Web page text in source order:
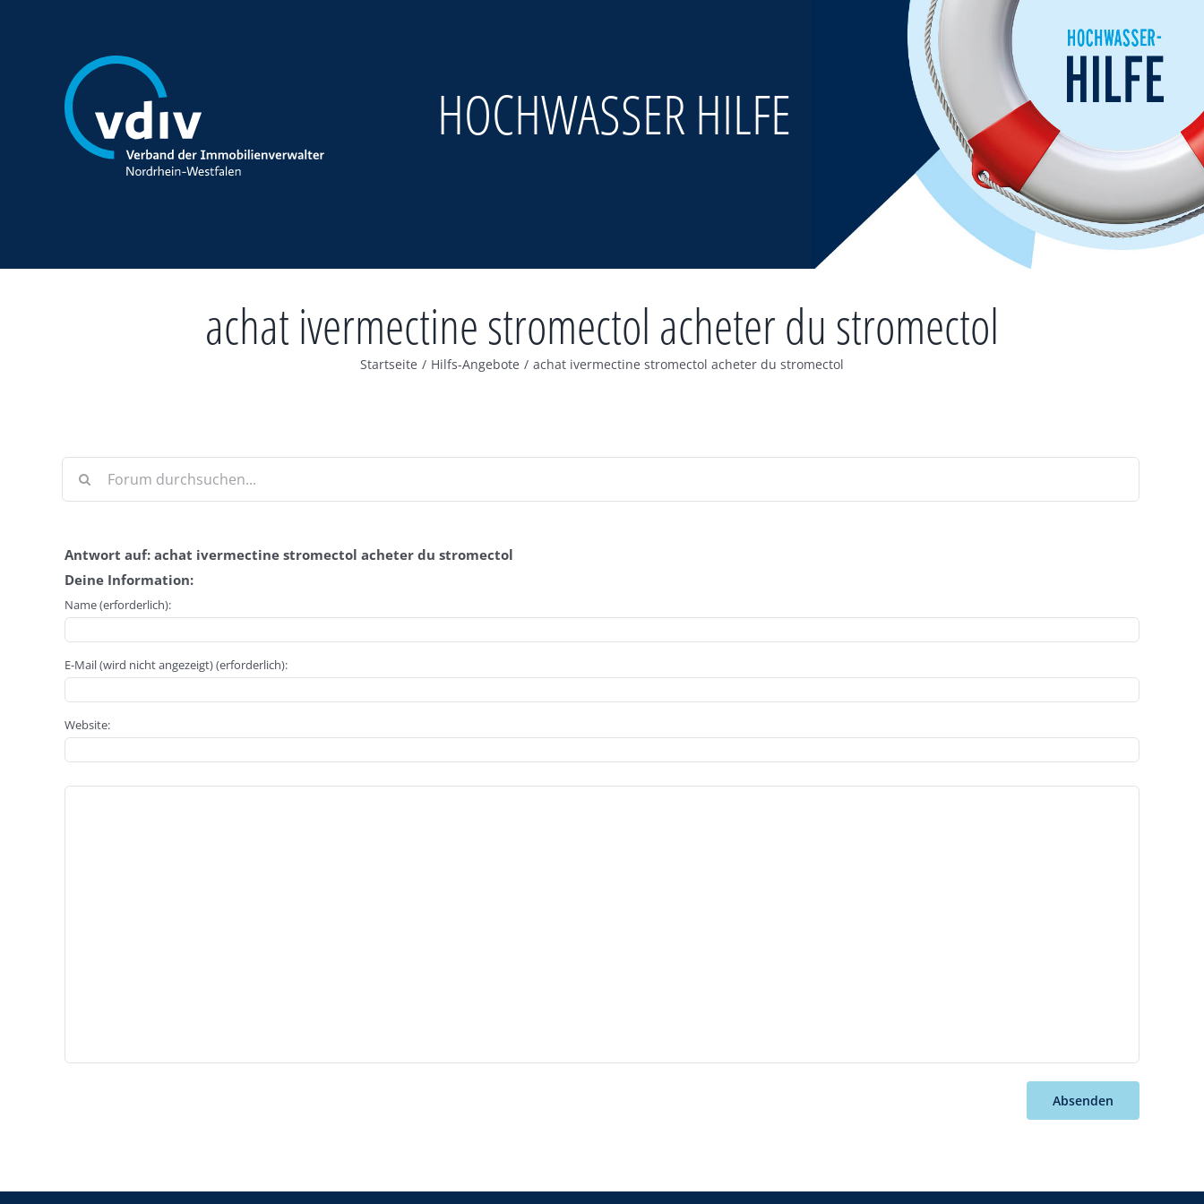
HOCHWASSER HILFE
achat ivermectine stromectol acheter du stromectol
Startseite / Hilfs-Angebote / achat ivermectine stromectol acheter du stromectol
Antwort auf: achat ivermectine stromectol acheter du stromectol
Deine Information:
Name (erforderlich):
E-Mail (wird nicht angezeigt) (erforderlich):
Website:
Absenden